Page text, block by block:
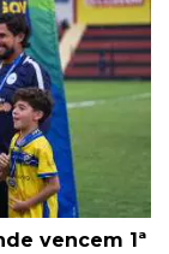
vencem 1ª